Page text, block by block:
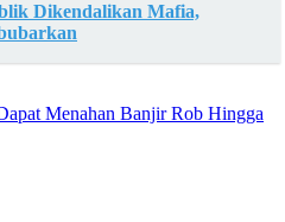
Dikendalikan Mafia,
Menahan Banjir Rob Hingga